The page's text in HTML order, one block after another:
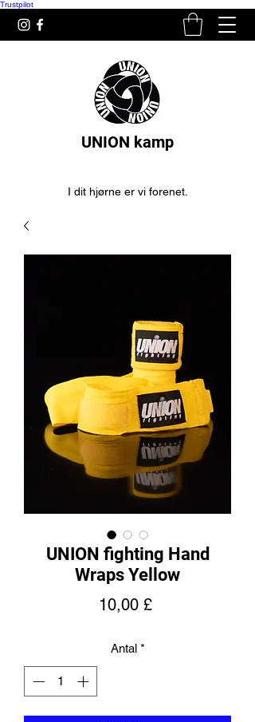
Trustpilot
UNION kamp
I dit hjørne er vi forenet.
UNION fighting Hand
Wraps Yellow
10,00 £Pris
Antal *